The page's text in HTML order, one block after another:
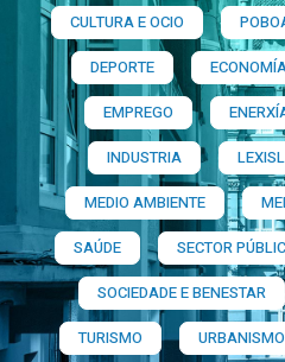
CULTURA E OCIO
DEPORTE
EMPREGO
INDUSTRIA
MEDIO AMBIENTE
SAÚDE
SECTOR
SOCIEDADE E BENESTAR
TURISMO